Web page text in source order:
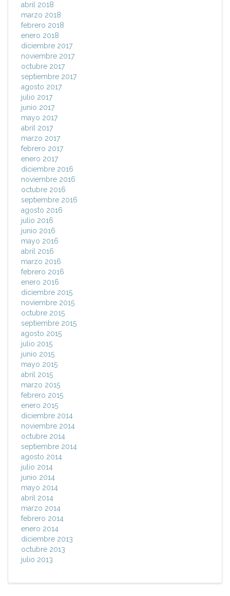
abril 2018
marzo 2018
febrero 2018
enero 2018
diciembre 2017
noviembre 2017
octubre 2017
septiembre 2017
agosto 2017
julio 2017
junio 2017
mayo 2017
abril 2017
marzo 2017
febrero 2017
enero 2017
diciembre 2016
noviembre 2016
octubre 2016
septiembre 2016
agosto 2016
julio 2016
junio 2016
mayo 2016
abril 2016
marzo 2016
febrero 2016
enero 2016
diciembre 2015
noviembre 2015
octubre 2015
septiembre 2015
agosto 2015
julio 2015
junio 2015
mayo 2015
abril 2015
marzo 2015
febrero 2015
enero 2015
diciembre 2014
noviembre 2014
octubre 2014
septiembre 2014
agosto 2014
julio 2014
junio 2014
mayo 2014
abril 2014
marzo 2014
febrero 2014
enero 2014
diciembre 2013
octubre 2013
julio 2013